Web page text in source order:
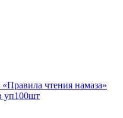
чтения намаза»
уп100шт